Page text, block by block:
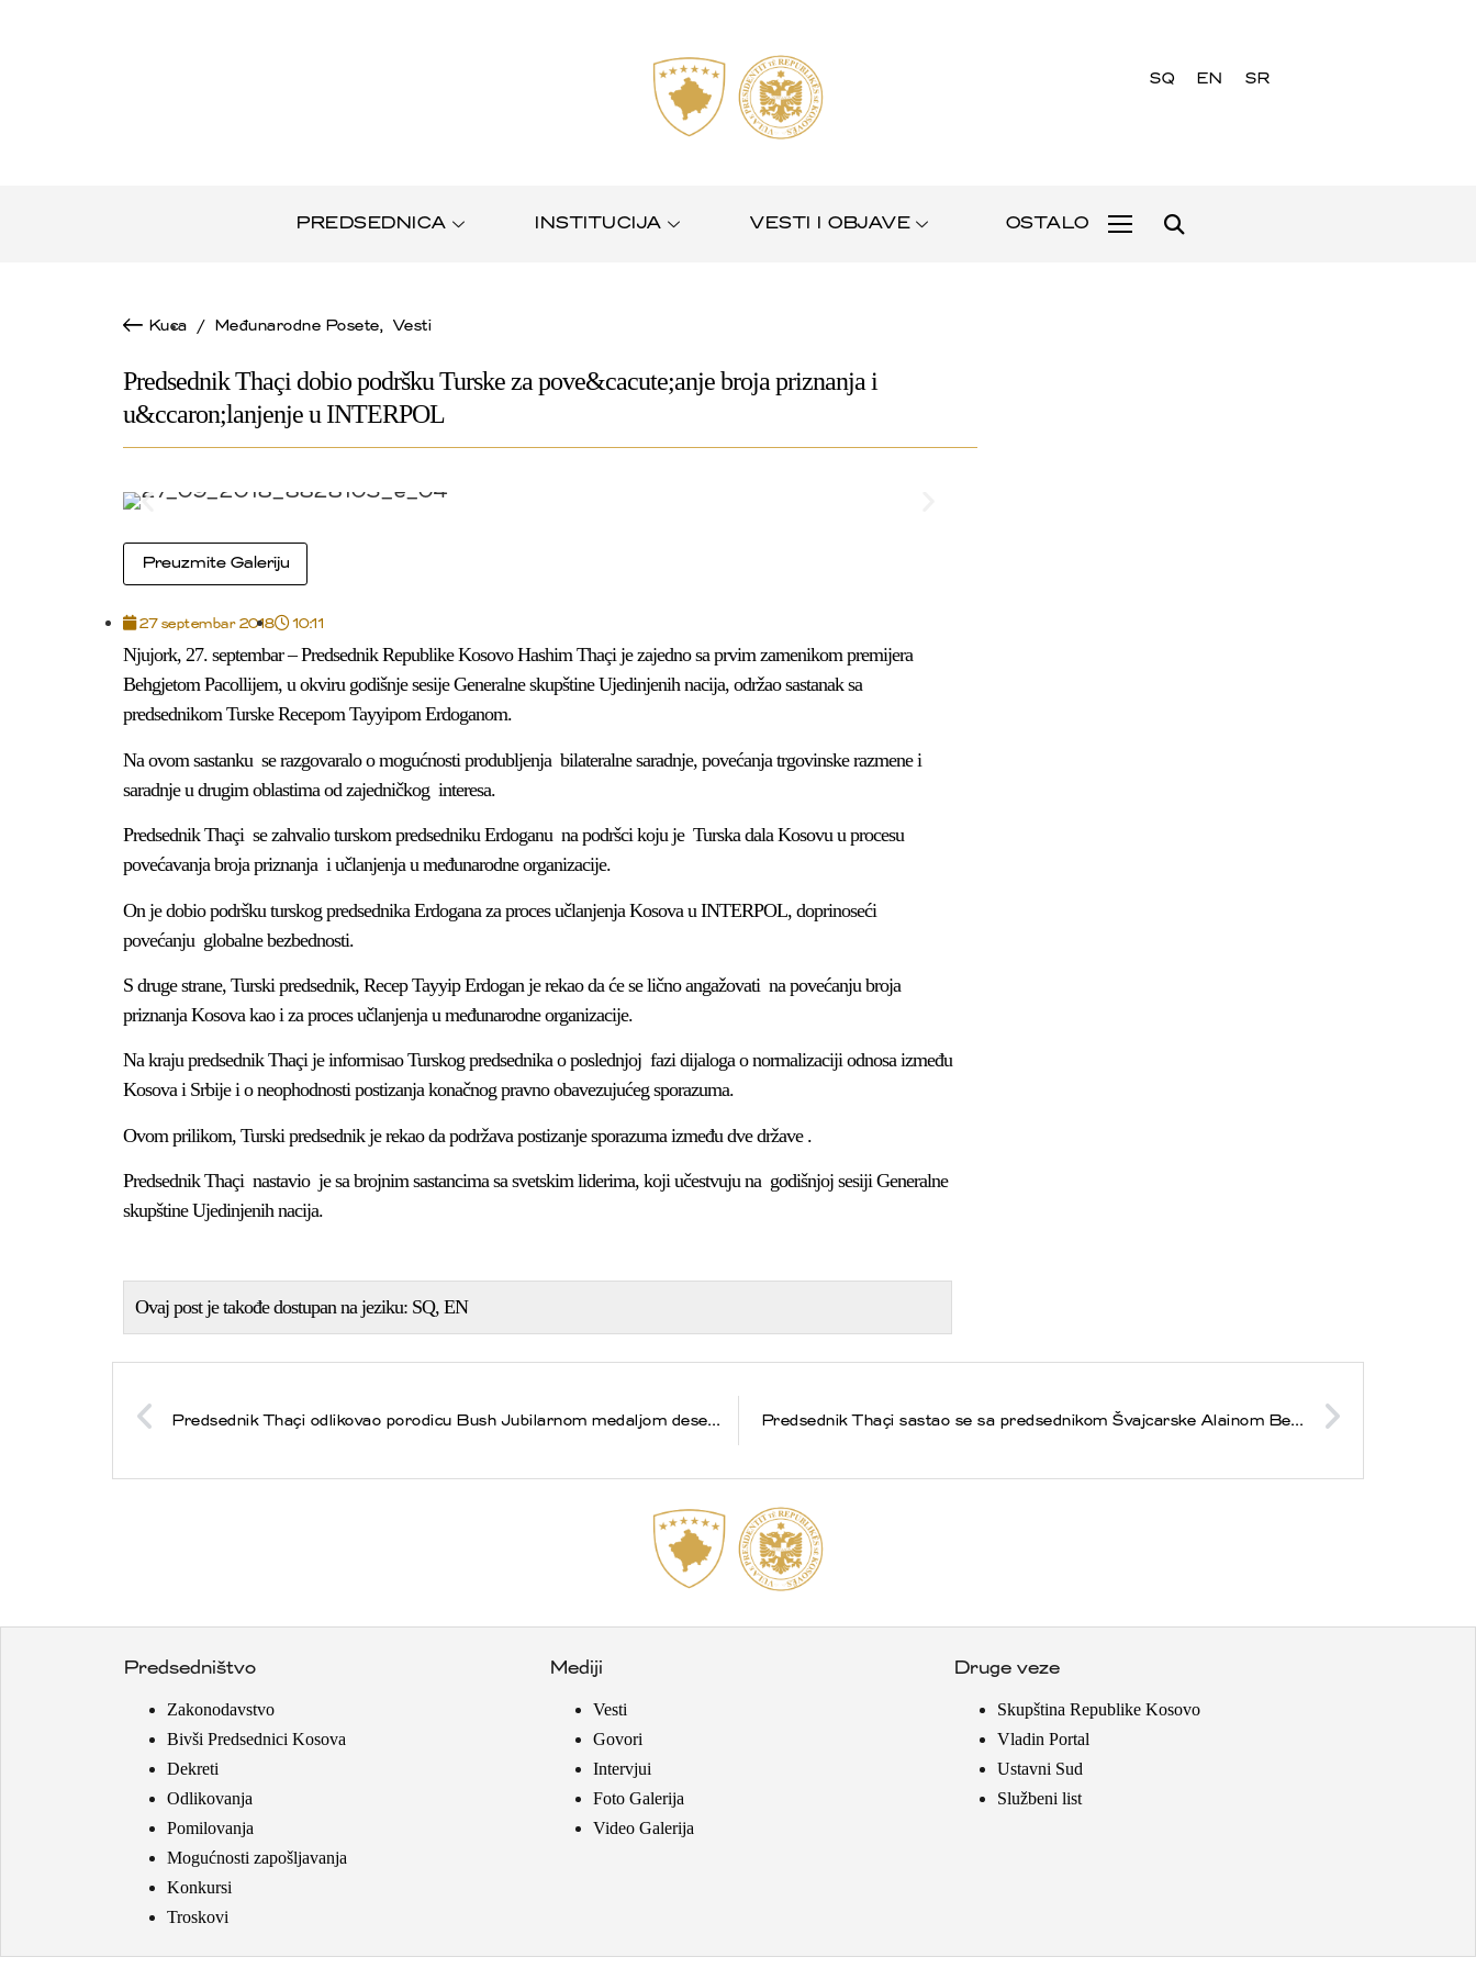
SQ EN SR
PREDSEDNICA INSTITUCIJA VESTI I OBJAVE OSTALO
Kuca/ Međunarodne Posete, Vesti
Predsednik Thaçi dobio podršku Turske za pove&cacute;anje broja priznanja i
u&ccaron;lanjenje u INTERPOL
Preuzmite Galeriju
27 septembar 2018 10:11
Njujork, 27. septembar – Predsednik Republike Kosovo Hashim Thaçi je zajedno sa prvim zamenikom premijera
Behgjetom Pacollijem, u okviru godišnje sesije Generalne skupštine Ujedinjenih nacija, održao sastanak sa
predsednikom Turske Recepom Tayyipom Erdoganom.
Na ovom sastanku se razgovaralo o mogućnosti produbljenja bilateralne saradnje, povećanja trgovinske razmene i
saradnje u drugim oblastima od zajedničkog interesa.
Predsednik Thaçi se zahvalio turskom predsedniku Erdoganu na podršci koju je Turska dala Kosovu u procesu
povećavanja broja priznanja i učlanjenja u međunarodne organizacije.
On je dobio podršku turskog predsednika Erdogana za proces učlanjenja Kosova u INTERPOL, doprinoseći
povećanju globalne bezbednosti.
S druge strane, Turski predsednik, Recep Tayyip Erdogan je rekao da će se lično angažovati na povećanju broja
priznanja Kosova kao i za proces učlanjenja u međunarodne organizacije.
Na kraju predsednik Thaçi je informisao Turskog predsednika o poslednjoj fazi dijaloga o normalizaciji odnosa između
Kosova i Srbije i o neophodnosti postizanja konačnog pravno obavezujućeg sporazuma.
Ovom prilikom, Turski predsednik je rekao da podržava postizanje sporazuma između dve države .
Predsednik Thaçi nastavio je sa brojnim sastancima sa svetskim liderima, koji učestvuju na godišnjoj sesiji Generalne
skupštine Ujedinjenih nacija.
Ovaj post je takođe dostupan na jeziku: SQ EN
Predsednik Thaçi odlikovao porodicu Bush Jubilarnom medaljom desetogodišnjice nezavisnosti Predsednik Thaçi sastao se sa predsednikom Švajcarske Alainom Bersetom
Predsedništvo
Zakonodavstvo
Bivši Predsednici Kosova
Dekreti
Odlikovanja
Pomilovanja
Mogućnosti zapošljavanja
Konkursi
Troskovi
Mediji
Vesti
Govori
Intervjui
Foto Galerija
Video Galerija
Druge veze
Skupština Republike Kosovo
Vladin Portal
Ustavni Sud
Službeni list